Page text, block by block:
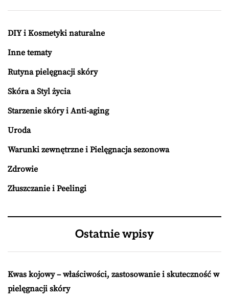
DIY i Kosmetyki naturalne
Inne tematy
Rutyna pielęgnacji skóry
Skóra a Styl życia
Starzenie skóry i Anti-aging
Uroda
Warunki zewnętrzne i Pielęgnacja sezonowa
Zdrowie
Złuszczanie i Peelingi
Ostatnie wpisy
Kwas kojowy – właściwości, zastosowanie i skuteczność w
pielęgnacji skóry